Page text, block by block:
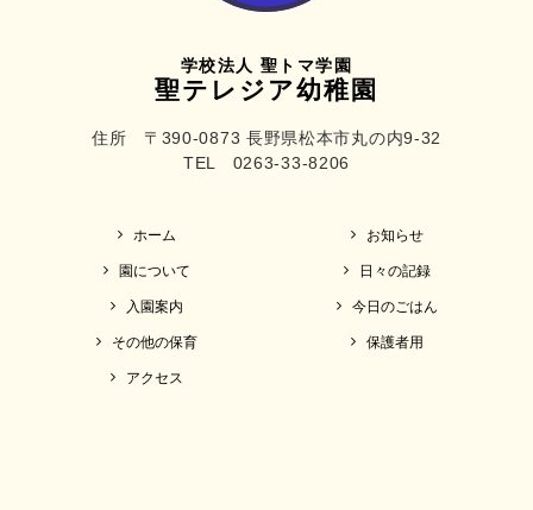
学校法人 聖トマ学園
聖テレジア幼稚園
住所 〒390-0873 長野県松本市丸の内9-32
TEL 0263-33-8206
ホーム
園について
入園案内
その他の保育
アクセス
お知らせ
日々の記録
今日のごはん
保護者用